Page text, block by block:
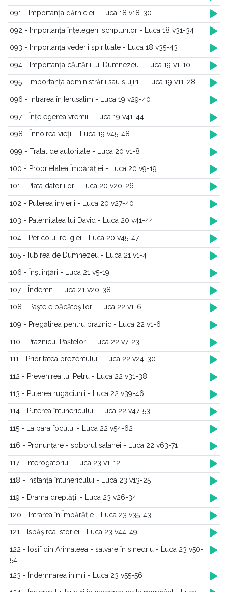
091 - Importanța dărniciei - Luca 18 v18-30
092 - Importanța înțelegerii scripturilor - Luca 18 v31-34
093 - Importanța vederii spirituale - Luca 18 v35-43
094 - Importanța căutării lui Dumnezeu - Luca 19 v1-10
095 - Importanța administrării sau slujirii - Luca 19 v11-28
096 - Intrarea în Ierusalim - Luca 19 v29-40
097 - Înțelegerea vremii - Luca 19 v41-44
098 - Înnoirea vieții - Luca 19 v45-48
099 - Tratat de autoritate - Luca 20 v1-8
100 - Proprietatea Împărăției - Luca 20 v9-19
101 - Plata datoriilor - Luca 20 v20-26
102 - Puterea învierii - Luca 20 v27-40
103 - Paternitatea lui David - Luca 20 v41-44
104 - Pericolul religiei - Luca 20 v45-47
105 - Iubirea de Dumnezeu - Luca 21 v1-4
106 - Înștiințări - Luca 21 v5-19
107 - Îndemn - Luca 21 v20-38
108 - Paștele păcătoșilor - Luca 22 v1-6
109 - Pregătirea pentru praznic - Luca 22 v1-6
110 - Praznicul Paștelor - Luca 22 v7-23
111 - Prioritatea prezentului - Luca 22 v24-30
112 - Prevenirea lui Petru - Luca 22 v31-38
113 - Puterea rugăciunii - Luca 22 v39-46
114 - Puterea întunericului - Luca 22 v47-53
115 - La para focului - Luca 22 v54-62
116 - Pronunțare - soborul satanei - Luca 22 v63-71
117 - Interogatoriu - Luca 23 v1-12
118 - Instanța întunericului - Luca 23 v13-25
119 - Drama dreptății - Luca 23 v26-34
120 - Intrarea în Împărăție - Luca 23 v35-43
121 - Ispășirea istoriei - Luca 23 v44-49
122 - Iosif din Arimateea - salvare în sinedriu - Luca 23 v50-
54
123 - Îndemnarea inimii - Luca 23 v55-56